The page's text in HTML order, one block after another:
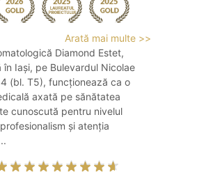
Arată mai multe >>
Diamond Estet,
în Iași, pe Bulevardul Nicolae
(bl. T5), funcționează ca o
axată pe sănătatea
cunoscută pentru nivelul
și atenția